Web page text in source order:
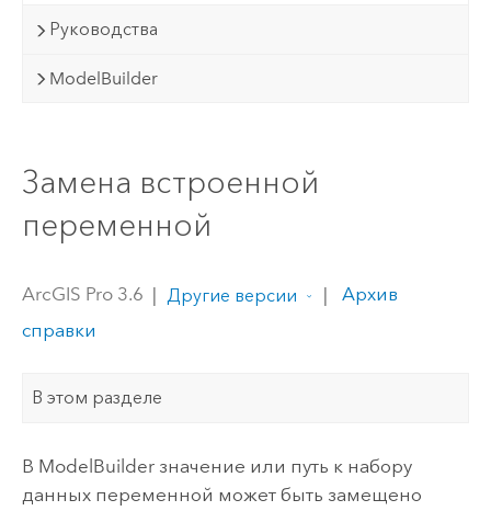
Руководства
ModelBuilder
Замена встроенной
переменной
ArcGIS Pro 3.6 | Другие версии |
Архив
справки
В этом разделе
В ModelBuilderзначение или путь к набору
данных переменной может быть замещено